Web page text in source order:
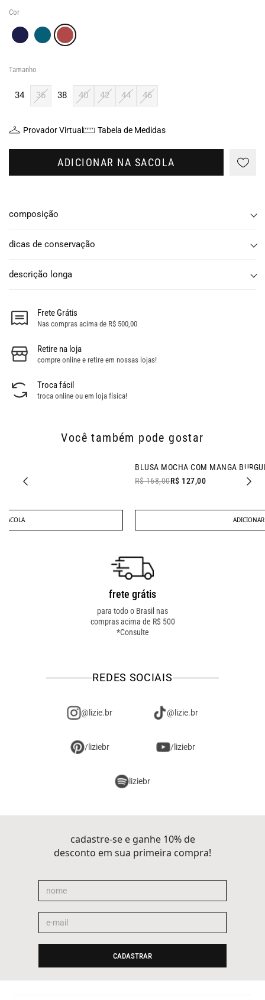
Cor
Tamanho
34 36 38 40 42 44 46
Provador Virtual Tabela de Medidas
ADICIONAR NA SACOLA
composição
dicas de conservação
descrição longa
Frete Grátis
Nas compras acima de R$ 500,00
Retire na loja
compre online e retire em nossas lojas!
Troca fácil
troca online ou em loja física!
Você também pode gostar
BLUSA MOCHA COM MANGA BURGUNDY
R$ 168,00
frete grátis
para todo o Brasil nas
compras acima de R$ 500
*Consulte
REDES SOCIAIS
@lizie.br @lizie.br
/liziebr /liziebr
liziebr
cadastre-se e ganhe 10% de
desconto em sua primeira compra!
CADASTRAR